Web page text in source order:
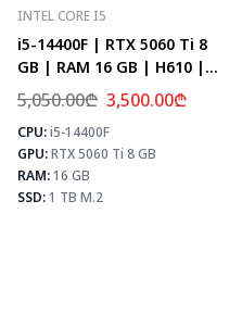
MAX FPS
CS2
226
PUBG
133
Fortnite
157
INTEL CORE I5
i5-14400F | RTX 5060 Ti 8
GB | RAM 16 GB | H610 |
SSD 1 TB M.2
5,050.00₾ 3,500.00₾
CPU:i5-14400F
GPU:RTX 5060 Ti 8 GB
RAM:16 GB
SSD:1 TB M.2